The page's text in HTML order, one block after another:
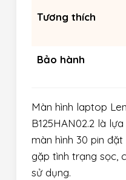
Tương thích
Bảo hành
Màn hình laptop
B125HAN02.2 là
màn hình 30 pin
gặp tình trạng sọc,
sử dụng.